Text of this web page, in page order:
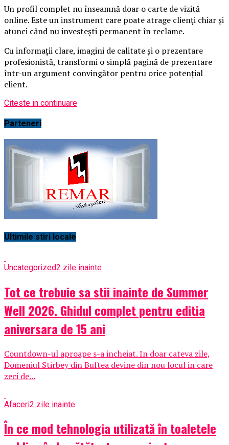
Un profil complet nu înseamnă doar o carte de vizită
online. Este un instrument care poate atrage clienți chiar și
atunci când nu investești permanent în reclame.
Cu informații clare, imagini de calitate și o prezentare
profesionistă, transformi o simplă pagină de prezentare
într-un argument convingător pentru orice potențial
client.
Citeste in continuare
Parteneri
Ultimile stiri locale
Uncategorized2 zile inainte
Tot ce trebuie sa stii inainte de Summer
Well 2026. Ghidul complet pentru editia
aniversara de 15 ani
Countdown-ul aproape s-a incheiat. In doar cateva zile,
Domeniul Stirbey din Buftea devine din nou locul in care
zeci de...
Afaceri2 zile inainte
În ce mod tehnologia utilizată în toaletele